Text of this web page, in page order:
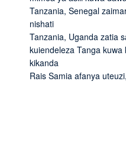
Tanzania, Senegal
nishati
Tanzania, Uganda zatia
kuiendeleza Tanga
kikanda
Rais Samia afanya